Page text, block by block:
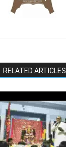
RELATED ARTICLES